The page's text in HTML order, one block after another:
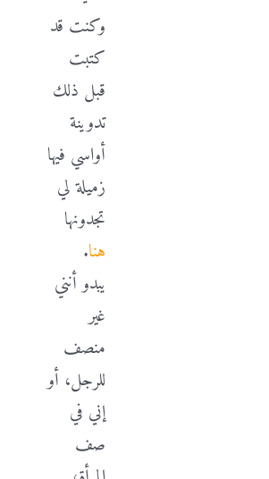
وكنت قد
كتبت
قبل ذلك
تدوينة
أواسي فيها
زميلة لي
تجدونها
هنا.
يبدو أنني
غير
منصف
للرجل، أو
إني في
صف